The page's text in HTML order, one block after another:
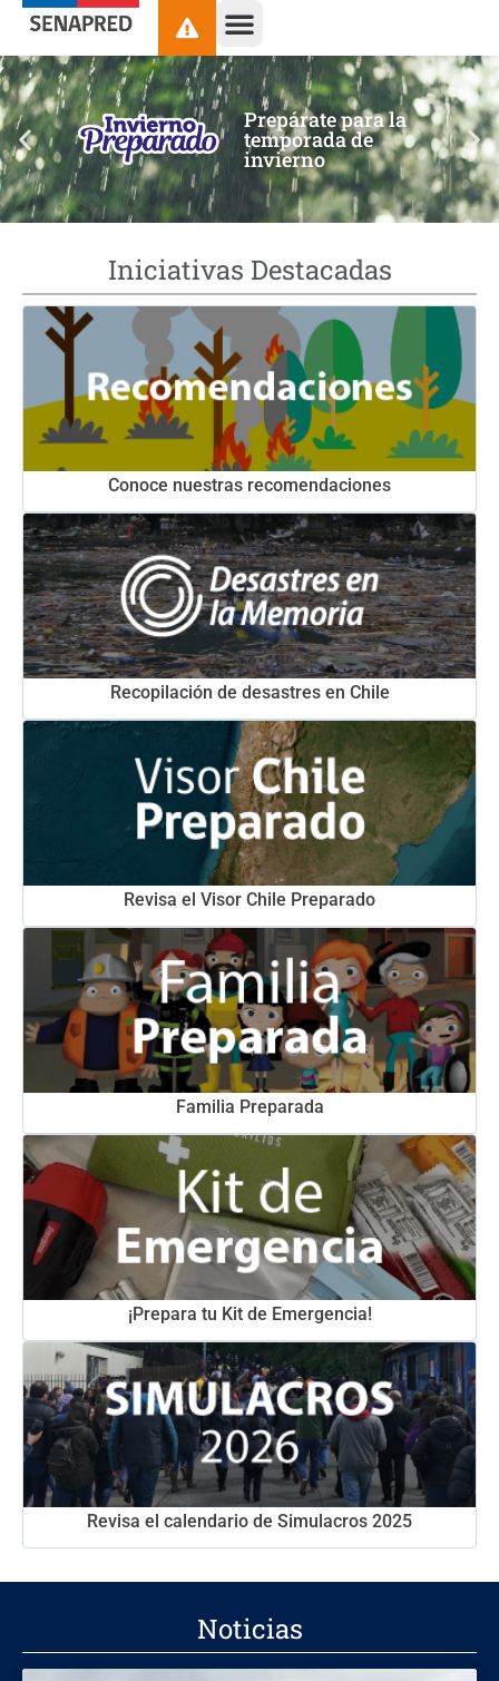
contenido
Prepárate para la
temporada de
invierno
Iniciativas Destacadas
Conoce nuestras recomendaciones
Recopilación de desastres en Chile
Revisa el Visor Chile Preparado
Familia Preparada
¡Prepara tu Kit de Emergencia!
Revisa el calendario de Simulacros 2025
Noticias